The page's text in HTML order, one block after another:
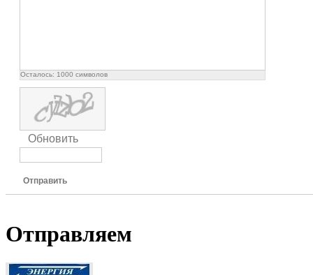
Осталось: 1000 символов
Обновить
Отправить
Отправляем